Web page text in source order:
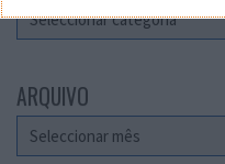
ARQUIVO
Arquivo